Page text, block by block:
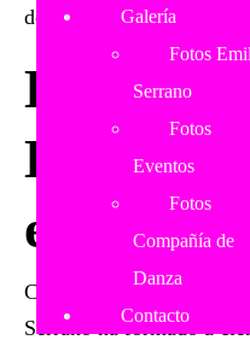
Galería
Fotos
Serrano
Fotos
Eventos
Fotos
Compañía de
Danza
Contacto
de expresión artística y
Emilio
Con décadas dedicadas
Serrano ha formado a